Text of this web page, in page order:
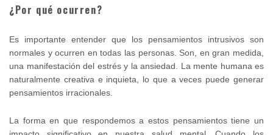
¿Por qué ocurren?
Es importante entender que los pensamientos intrusivos son
normales y ocurren en todas las personas. Son, en gran medida,
una manifestación del estrés y la ansiedad. La mente humana es
naturalmente creativa e inquieta, lo que a veces puede generar
pensamientos irracionales.
La forma en que respondemos a estos pensamientos tiene un